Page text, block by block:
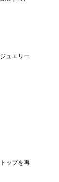
ュエリー
ップを再